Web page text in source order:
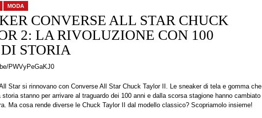
MODA
CONVERSE ALL STAR CHUCK
2: LA RIVOLUZIONE CON 100
STORIA
PWVyPeGaKJ0
Star si rinnovano con Converse All Star Chuck Taylor II. Le sneaker di tela e gomma che
storia stanno per arrivare al traguardo dei 100 anni e dalla scorsa stagione hanno cambiato
Ma cosa rende diverse le Chuck Taylor II dal modello classico? Scopriamolo insieme!